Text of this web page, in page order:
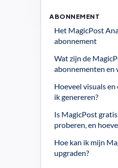
ABONNEMENT
Het MagicPost
abonnement
Wat zijn de
abonnementen en
Hoeveel visuals en
ik genereren?
Is MagicPost
proberen, en
Hoe kan ik mijn
upgraden?